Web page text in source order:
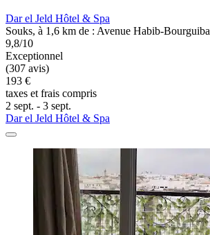
Dar el Jeld Hôtel & Spa
Souks, à 1,6 km de : Avenue Habib-Bourguiba
9,8/10
Exceptionnel
(307 avis)
193 €
taxes et frais compris
2 sept. - 3 sept.
Dar el Jeld Hôtel & Spa